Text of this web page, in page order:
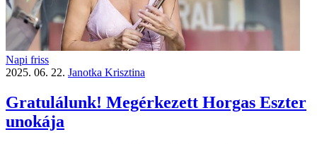
Napi friss
2025. 06. 22. Janotka Krisztina
Gratulálunk! Megérkezett Horgas Eszter
unokája